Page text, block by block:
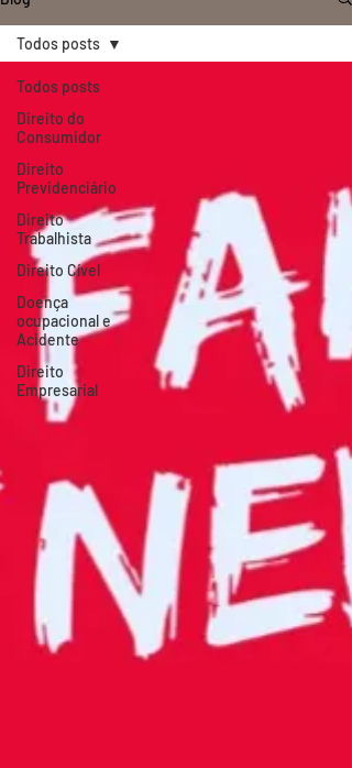
Todos posts
Direito do
Consumidor
Direito
Previdenciário
Direito
Trabalhista
Direito Cível
Doença
ocupacional e
Acidente
Direito
Empresarial
Todos posts